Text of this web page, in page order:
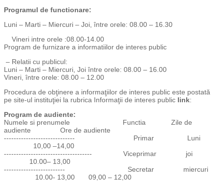
Programul de functionare:
Luni – Marti – Miercuri – Joi, între orele: 08.00 – 16.30
Vineri intre orele :08.00-14.00
Program de furnizare a informatiilor de interes public
– Relatii cu publicul:
Luni – Marti – Miercuri, Joi între orele: 08.00 – 16.00
Vineri, între orele: 08.00 – 12.00
Procedura de obţinere a informaţiilor de interes public este postată
pe site-ul instituţiei la rubrica Informaţii de interes public link:
Program de audiente:
Numele si prenumele Functia Zile de
audiente Ore de audiente
----------------------------- Primar Luni
10,00 –14,00
------------------------------------ Viceprimar joi
10.00– 13,00
------------------------- Secretar miercuri
10.00- 13,00 09,00 – 12,00